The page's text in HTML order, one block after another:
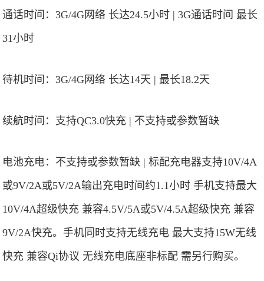
通话时间：3G/4G网络 长达24.5小时 | 3G通话时间 最长
31小时
待机时间：3G/4G网络 长达14天 | 最长18.2天
续航时间：支持QC3.0快充 | 不支持或参数暂缺
电池充电：不支持或参数暂缺 | 标配充电器支持10V/4A
或9V/2A或5V/2A输出充电时间约1.1小时 手机支持最大
10V/4A超级快充 兼容4.5V/5A或5V/4.5A超级快充 兼容
9V/2A快充。手机同时支持无线充电 最大支持15W无线
快充 兼容Qi协议 无线充电底座非标配 需另行购买。